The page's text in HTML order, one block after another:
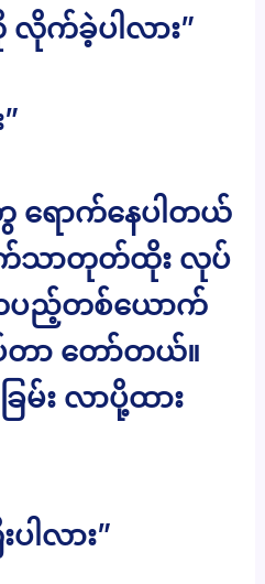
လိုက်ခဲ့ပါလား”
ရောက်နေပါတယ်
သာတုတ်ထိုး လုပ်
ပည့်တစ်ယောက်
တာ တော်တယ်။
း လာပို့ထား
ါလား”